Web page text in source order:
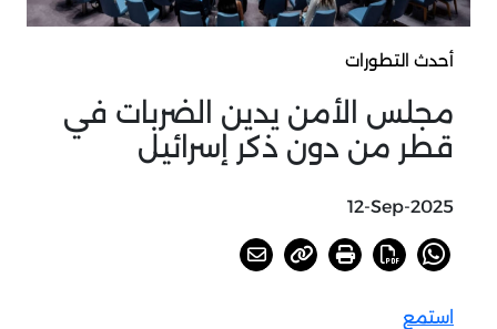
أحدث التطورات
مجلس الأمن يدين الضربات في
قطر من دون ذكر إسرائيل
12-Sep-2025
استمع